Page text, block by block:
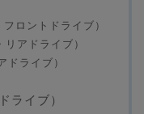
ロントドライブ）
アドライブ）
ドライブ）
ライブ）